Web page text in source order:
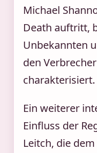
Michael
Death auftritt,
Unbekannten
den
charakterisiert.
Ein weiterer
Einfluss der
Leitch, die